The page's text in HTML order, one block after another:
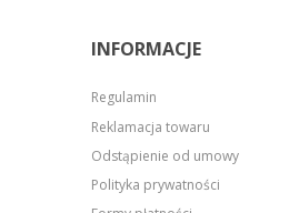
INFORMACJE
Regulamin
Reklamacja towaru
Odstąpienie od umowy
Polityka prywatności